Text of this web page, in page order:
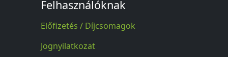
Felhasználóknak
Előfizetés / Díjcsomagok
Jognyilatkozat